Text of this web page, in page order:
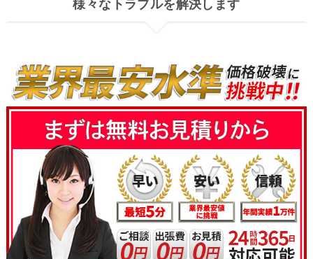
様々なトラブルを解決します